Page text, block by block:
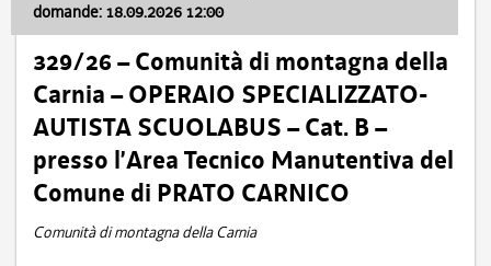
domande: 18.09.2026 12:00
329/26 – Comunità di montagna della
Carnia – OPERAIO SPECIALIZZATO-
AUTISTA SCUOLABUS – Cat. B –
presso l’Area Tecnico Manutentiva del
Comune di PRATO CARNICO
Comunità di montagna della Carnia